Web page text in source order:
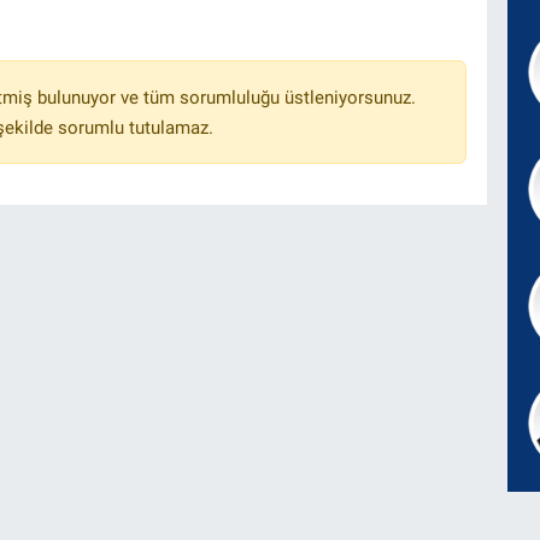
bulunuyor ve tüm sorumluluğu üstleniyorsunuz.
sorumlu tutulamaz.